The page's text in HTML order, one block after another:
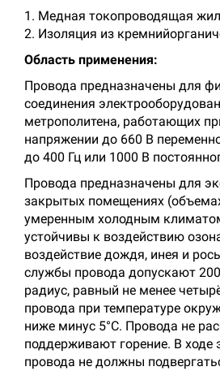
1. Медная токопроводящая
2. Изоляция из
Область применения:
Провода предназначены для
соединения
метрополитена, работающих
напряжении до 660 В
до 400 Гц или 1000 В
Провода предназначены для
закрытых помещениях
умеренным холодным
устойчивы к воздействию
воздействие дождя, инея и
службы провода допускают
радиус, равный не менее
провода при температуре
ниже минус 5°С. Провода не
поддерживают горение. В ходе
провода не должны